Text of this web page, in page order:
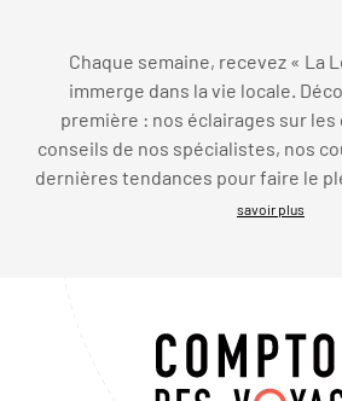
Chaque semaine, recevez « La
immerge dans la vie locale.
première : nos éclairages sur
conseils de nos spécialistes, nos
dernières tendances pour faire le
savoir plus